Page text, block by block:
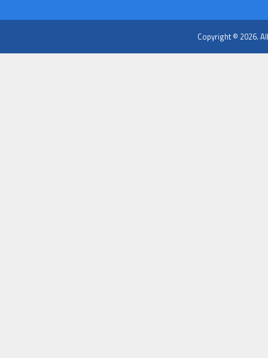
Copyright © 2026.